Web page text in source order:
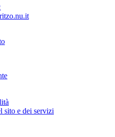
sito e dei servizi